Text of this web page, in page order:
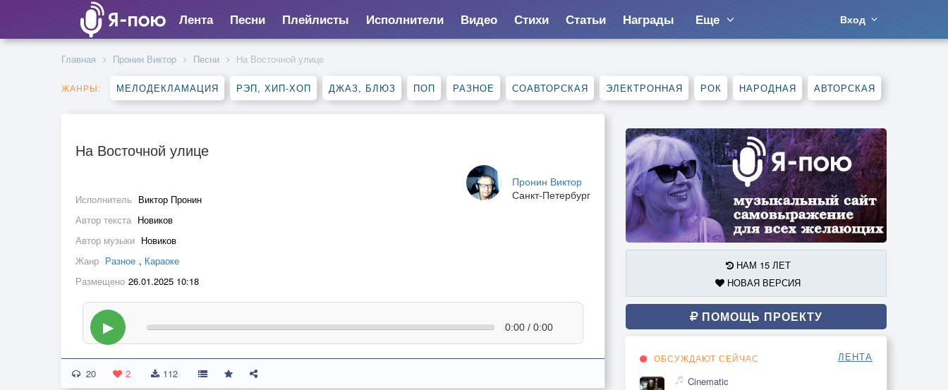
Лента Песни Плейлисты Исполнители Видео Стихи Статьи Награды Еще Вход
Главная Пронин Виктор Песни На Восточной улице
ЖАНРЫ: МЕЛОДЕКЛАМАЦИЯ РЭП, ХИП-ХОП ДЖАЗ, БЛЮЗ ПОП РАЗНОЕ СОАВТОРСКАЯ ЭЛЕКТРОННАЯ РОК НАРОДНАЯ АВТОРСКАЯ
На Восточной улице
Пронин Виктор
Санкт-Петербург
Исполнитель Виктор Пронин
Автор текста Новиков
Автор музыки Новиков
Жанр Разное , Караоке
Размещено 26.01.2025 10:18
▶ 0:00 / 0:00
20 2 112
НАМ 15 ЛЕТ
НОВАЯ ВЕРСИЯ
ПОМОЩЬ ПРОЕКТУ
ОБСУЖДАЮТ СЕЙЧАС ЛЕНТА
Cinematic